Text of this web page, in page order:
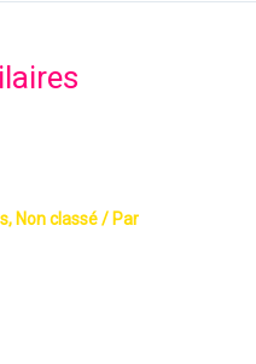
, Non classé/ Par